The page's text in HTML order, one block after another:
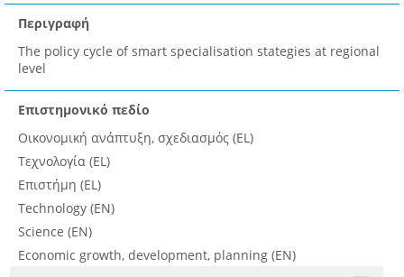
Περιγραφή
The policy cycle of smart specialisation stategies at regional
level
Επιστημονικό πεδίο
Οικονομική ανάπτυξη, σχεδιασμός (EL)
Τεχνολογία (EL)
Επιστήμη (EL)
Technology (EN)
Science (EN)
Economic growth, development, planning (EN)